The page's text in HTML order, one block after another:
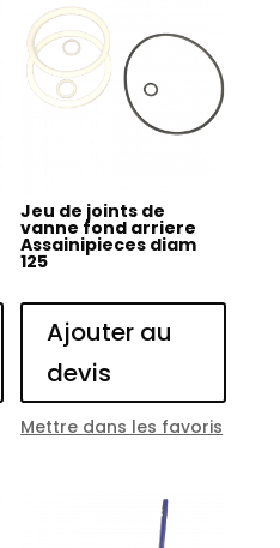
Jeu de joints de
vanne fond arriere
Assainipieces diam
125
Ajouter au
devis
Mettre dans les favoris